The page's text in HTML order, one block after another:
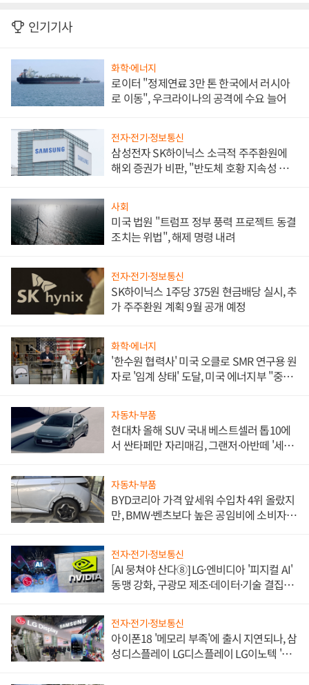
인기기사
화학·에너지
로이터 "정제연료 3만 톤 한국에서 러시아
로 이동", 우크라이나의 공격에 수요 늘어
전자·전기·정보통신
삼성전자 SK하이닉스 소극적 주주환원에
해외 증권가 비판, "반도체 호황 지속성 의
사회
미국 법원 "트럼프 정부 풍력 프로젝트 동결
조치는 위법", 해제 명령 내려
전자·전기·정보통신
SK하이닉스 1주당 375원 현금배당 실시, 추
가 주주환원 계획 9월 공개 예정
화학·에너지
'한수원 협력사' 미국 오클로 SMR 연구용 원
자로 '임계 상태' 도달, 미국 에너지부 "중요
자동차·부품
현대차 올해 SUV 국내 베스트셀러 톱10에
서 싼타페만 자리매김, 그랜저·아반떼 '세단
자동차·부품
BYD코리아 가격 앞세워 수입차 4위 올랐지
만, BMW·벤츠보다 높은 공임비에 소비자
전자·전기·정보통신
[AI 뭉쳐야 산다⑧] LG·엔비디아 '피지컬 AI'
동맹 강화, 구광모 제조·데이터·기술 결집
전자·전기·정보통신
아이폰18 '메모리 부족'에 출시 지연되나, 삼
성디스플레이 LG디스플레이 LG이노텍 '탈